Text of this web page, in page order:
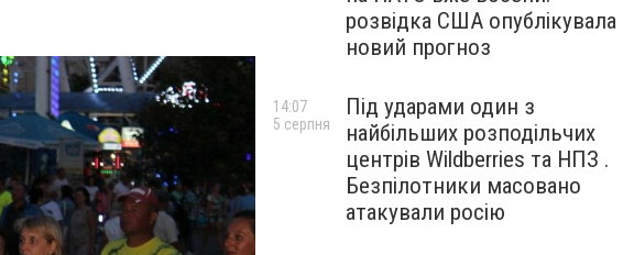
розвідка США опублікувала
новий прогноз
Під ударами один з
найбільших розподільчих
центрів Wildberries та НПЗ .
Безпілотники масовано
атакували росію
14:07
5 серпня